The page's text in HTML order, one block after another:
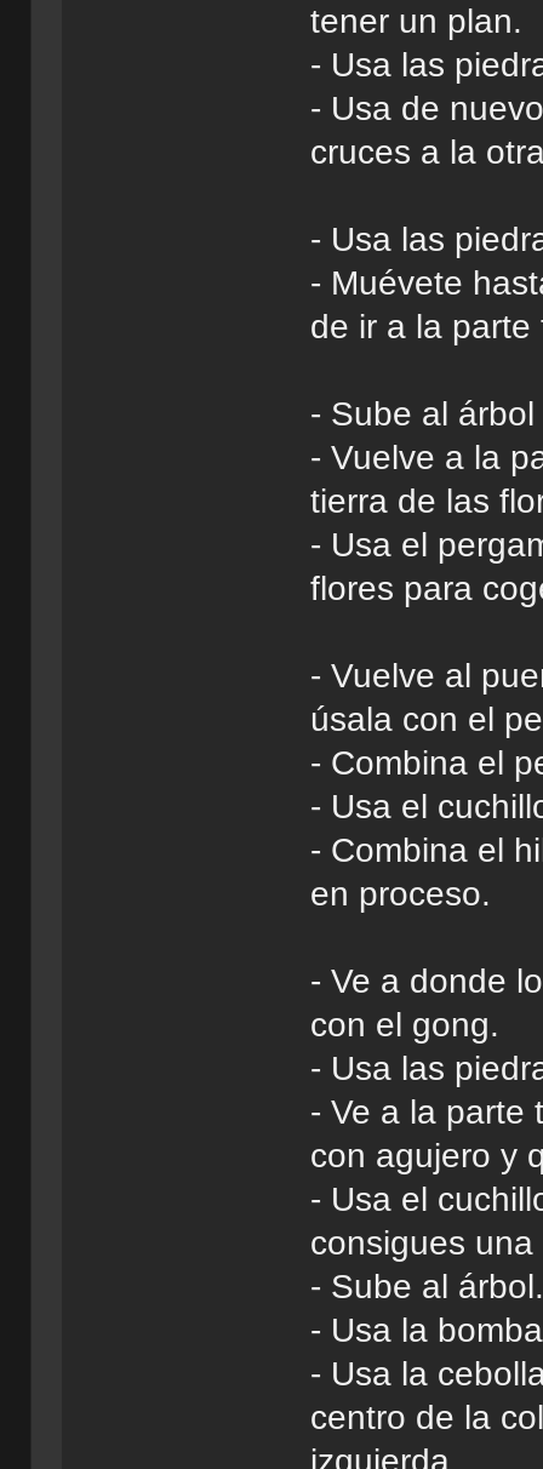
tener un plan.
- Usa las
- Usa de
cruces a la
- Usa las
- Muévete
de ir a la parte
- Sube al
- Vuelve a la
tierra de las
- Usa el
flores para
- Vuelve al
úsala con el
- Combina el
- Usa el
- Combina el
en proceso.
- Ve a donde
con el gong.
- Usa las
- Ve a la parte
con agujero y
- Usa el
consigues
- Sube al
- Usa la
- Usa la
centro de la
izquierda.